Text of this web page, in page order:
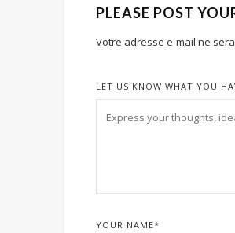
PLEASE POST
Votre adresse e-mail ne
LET US KNOW WHAT YOU
YOUR NAME*